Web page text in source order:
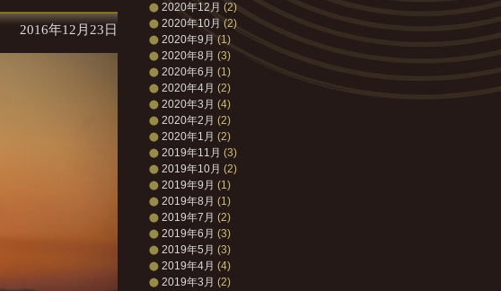
2016年12月23日
2020年12月 (2)
2020年10月 (2)
2020年9月 (1)
2020年8月 (3)
2020年6月 (1)
2020年4月 (2)
2020年3月 (4)
2020年2月 (2)
2020年1月 (2)
2019年11月 (3)
2019年10月 (2)
2019年9月 (1)
2019年8月 (1)
2019年7月 (2)
2019年6月 (3)
2019年5月 (3)
2019年4月 (4)
2019年3月 (2)